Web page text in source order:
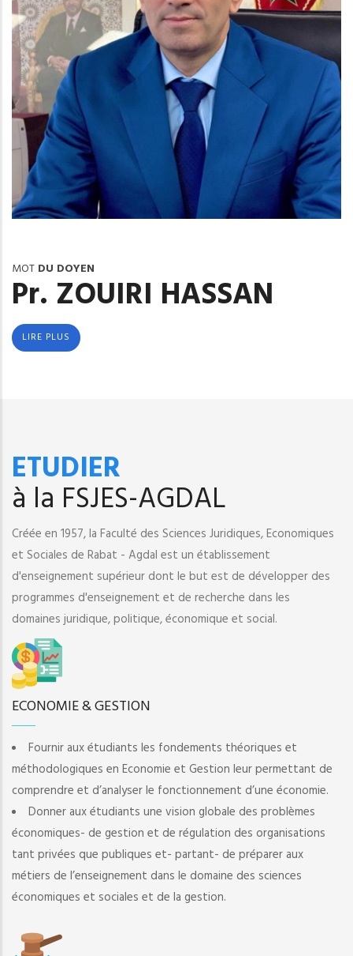
MOT DU DOYEN
Pr. ZOUIRI HASSAN
LIRE PLUS
ETUDIER
à la FSJES-AGDAL
Créée en 1957, la Faculté des Sciences Juridiques, Economiques
et Sociales de Rabat - Agdal est un établissement
d'enseignement supérieur dont le but est de développer des
programmes d'enseignement et de recherche dans les
domaines juridique, politique, économique et social.
ECONOMIE & GESTION
Fournir aux étudiants les fondements théoriques et
méthodologiques en Economie et Gestion leur permettant de
comprendre et d’analyser le fonctionnement d’une économie.
Donner aux étudiants une vision globale des problèmes
économiques- de gestion et de régulation des organisations
tant privées que publiques et- partant- de préparer aux
métiers de l’enseignement dans le domaine des sciences
économiques et sociales et de la gestion.